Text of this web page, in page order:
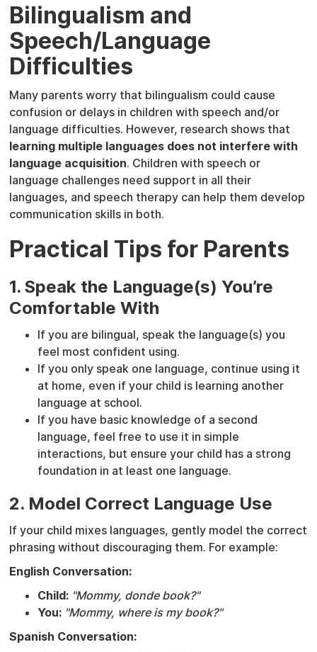
Bilingualism and
Speech/Language
Difficulties
Many parents worry that bilingualism could cause
confusion or delays in children with speech and/or
language difficulties. However, research shows that
learning multiple languages does not interfere with
language acquisition. Children with speech or
language challenges need support in all their
languages, and speech therapy can help them develop
communication skills in both.
Practical Tips for Parents
1. Speak the Language(s) You’re
Comfortable With
If you are bilingual, speak the language(s) you
feel most confident using.
If you only speak one language, continue using it
at home, even if your child is learning another
language at school.
If you have basic knowledge of a second
language, feel free to use it in simple
interactions, but ensure your child has a strong
foundation in at least one language.
2. Model Correct Language Use
If your child mixes languages, gently model the correct
phrasing without discouraging them. For example:
English Conversation:
Child: "Mommy, donde book?"
You: "Mommy, where is my book?"
Spanish Conversation: